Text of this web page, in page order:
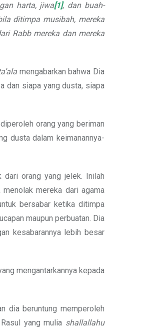
harta, jiwa[1], dan buah-
ditimpa musibah, mereka
Rabb mereka dan mereka
mengabarkan bahwa Dia
dan siapa yang dusta, siapa
orang yang beriman
dusta dalam keimanannya-
dari orang yang jelek. Inilah
menolak mereka dari agama
bersabar ketika ditimpa
maupun perbuatan. Dia
kesabarannya lebih besar
mengantarkannya kepada
dia beruntung memperoleh
yang mulia shallallahu